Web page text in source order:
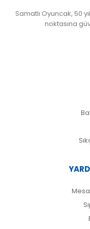
Samatlı Oyuncak, 50
noktasına